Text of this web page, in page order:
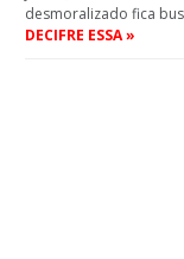
desmoralizado fica
DECIFRE ESSA »